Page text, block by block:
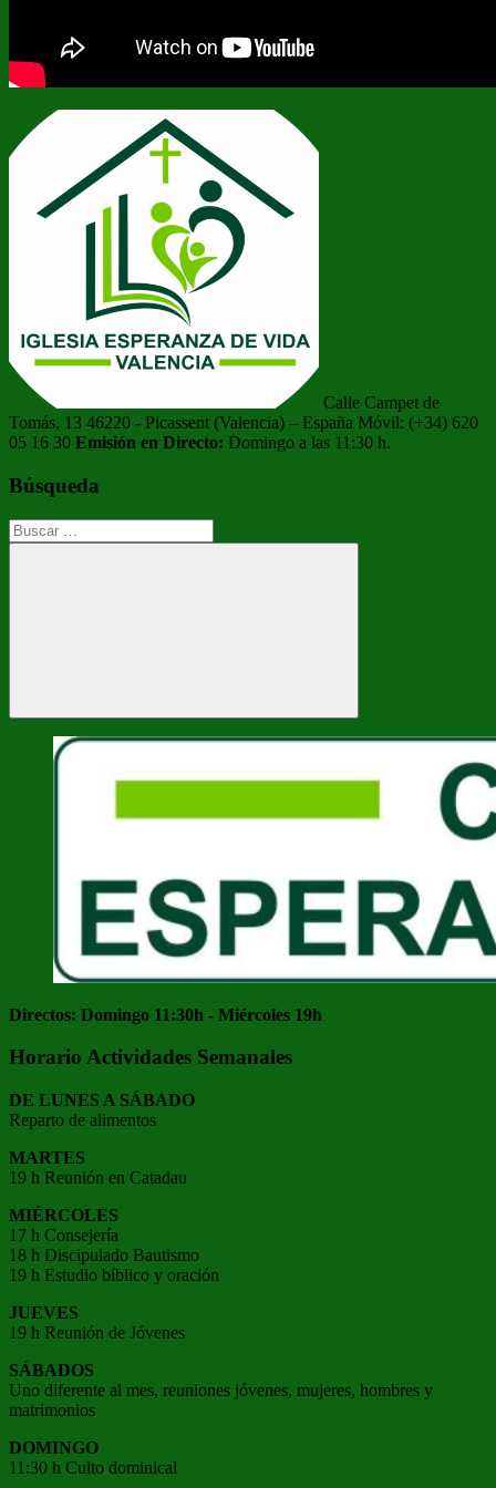
Calle Campet de
Tomás, 13 46220 - Picassent (Valencia) – España Móvil: (+34) 620
05 16 30 Emisión en Directo: Domingo a las 11:30 h.
Búsqueda
Buscar:
Buscar
Directos: Domingo 11:30h - Miércoles 19h
Horario Actividades Semanales
DE LUNES A SÁBADO
Reparto de alimentos
MARTES
19 h Reunión en Catadau
MIÉRCOLES
17 h Consejería
18 h Discipulado Bautismo
19 h Estudio bíblico y oración
JUEVES
19 h Reunión de Jóvenes
SÁBADOS
Uno diferente al mes, reuniones jóvenes, mujeres, hombres y
matrimonios
DOMINGO
11:30 h Culto dominical